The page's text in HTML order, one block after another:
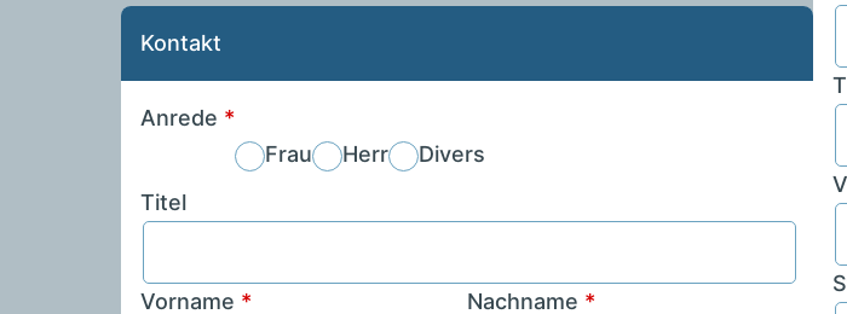
Kontakt
Anrede *
Frau
Herr
Divers
Titel
Vorname * Nachname *